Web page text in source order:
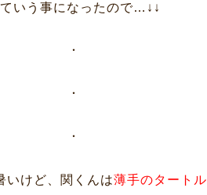
いう事になったので…↓↓
・
・
・
いけど、関くんは薄手のタートル